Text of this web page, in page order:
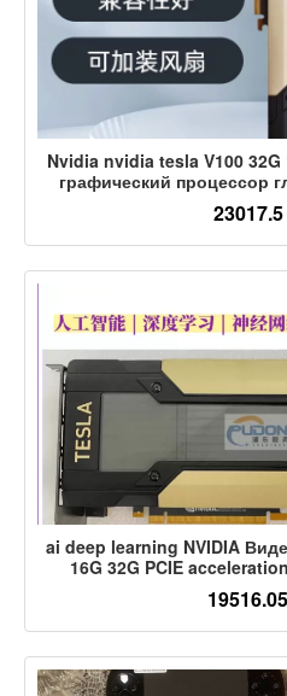
Nvidia nvidia tesla V100
графический процессор
ai deep learning NVIDIA
16G 32G PCIE